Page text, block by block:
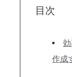
目次
作成